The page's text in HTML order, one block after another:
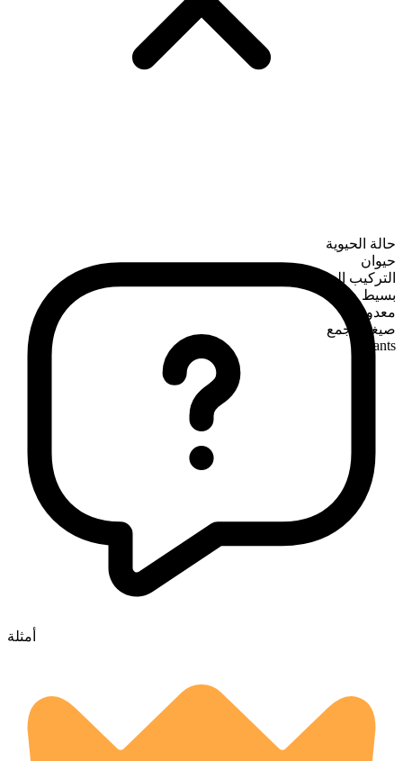
حالة الحيوية
حيوان
التركيب الصرفي
بسيط
معدود
صيغة الجمع
ants
أمثلة